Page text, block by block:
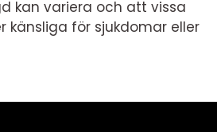
kan variera och att vissa
känsliga för sjukdomar eller